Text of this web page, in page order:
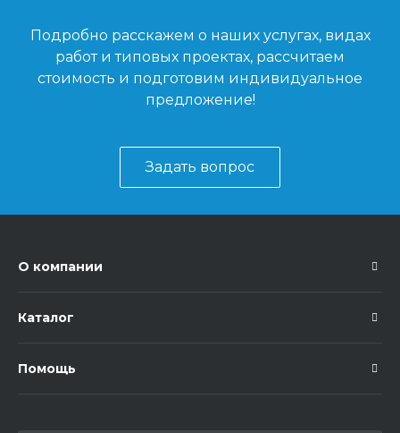
Подробно расскажем о наших услугах, видах
работ и типовых проектах, рассчитаем
стоимость и подготовим индивидуальное
предложение!
Задать вопрос
О компании
Каталог
Помощь